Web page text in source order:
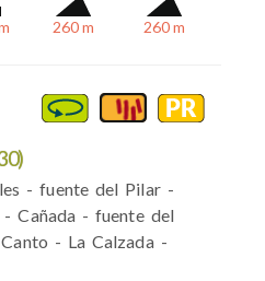
260 m 260 m
- fuente del Pilar -
Cañada - fuente del
- La Calzada -